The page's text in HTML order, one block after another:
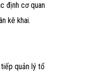
định cơ quan
kê khai.
quản lý tổ